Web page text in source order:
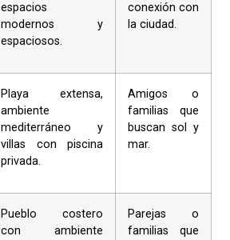
espacios
modernos y
espaciosos.
conexión con
la ciudad.
Playa extensa,
ambiente
mediterráneo y
villas con piscina
privada.
Amigos o
familias que
buscan sol y
mar.
Pueblo costero
con ambiente
Parejas o
familias que